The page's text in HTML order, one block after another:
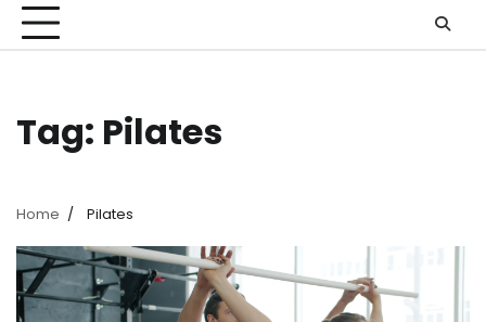
Tag: Pilates
Home Pilates